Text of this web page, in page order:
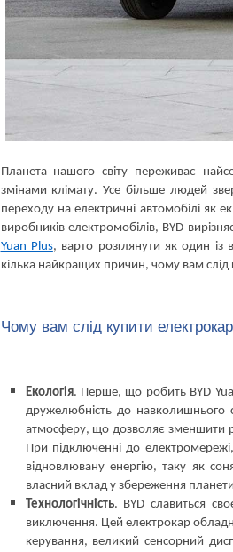
Планета нашого світу переживає
змінами клімату. Усе більше людей
переходу на електричні автомобілі як
виробників електромобілів, BYD
Yuan Plus, варто розглянути як один із
кілька найкращих причин, чому вам слід
Чому вам слід купити
Екологія. Перше, що робить BYD
дружелюбність до навколишнього
атмосферу, що дозволяє зменшити
При підключенні до
відновлювану енергію, таку як
власний вклад у збереження
Технологічність. BYD славиться
виключення. Цей електрокар
керування, великий сенсорний